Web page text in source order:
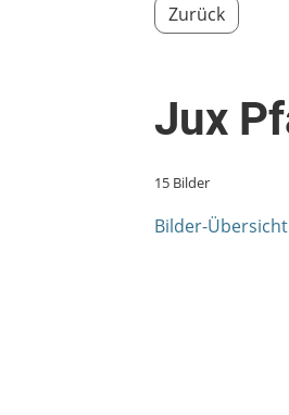
Zurück
Jux
15 Bilder
Bilder-